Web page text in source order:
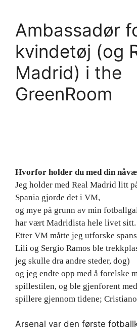
Ambassadør
kvindetøj (og
Madrid) i the
GreenRoom
Hvorfor holder du med din
Jeg holder med Real Madrid litt
Spania gjorde det i VM,
og mye på grunn av min
har vært Madridista hele livet sitt.
Etter VM måtte jeg utforske
Lili og Sergio Ramos ble
jeg skulle dra andre steder, dog)
og jeg endte opp med å forelske
spillestilen, og ble gjenforent
spillere gjennom tidene;
Arsenal var den første